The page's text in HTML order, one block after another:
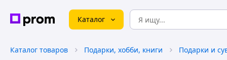
Каталог
Каталог товаров Подарки, хобби, книги Подарки и